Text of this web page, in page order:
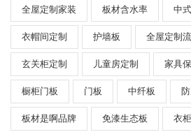
全屋定制家装 板材含水率 中
衣帽间定制 护墙板 全屋定制
玄关柜定制 儿童房定制 家具
橱柜门板 门板 中纤板
板材是啊品牌 免漆生态板 衣